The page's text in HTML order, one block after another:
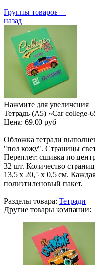
Группы товаров
назад
Нажмите для увеличения
Тетрадь (A5) «Car college-
Цена: 69.00 руб.
Обложка тетради
"под кожу". Страницы
Переплет: сшивка по
32 шт. Количество
13,5 х 20,5 х 0,5 см.
полиэтиленовый пакет.
Разделы товара: Тетради
Другие товары компании: